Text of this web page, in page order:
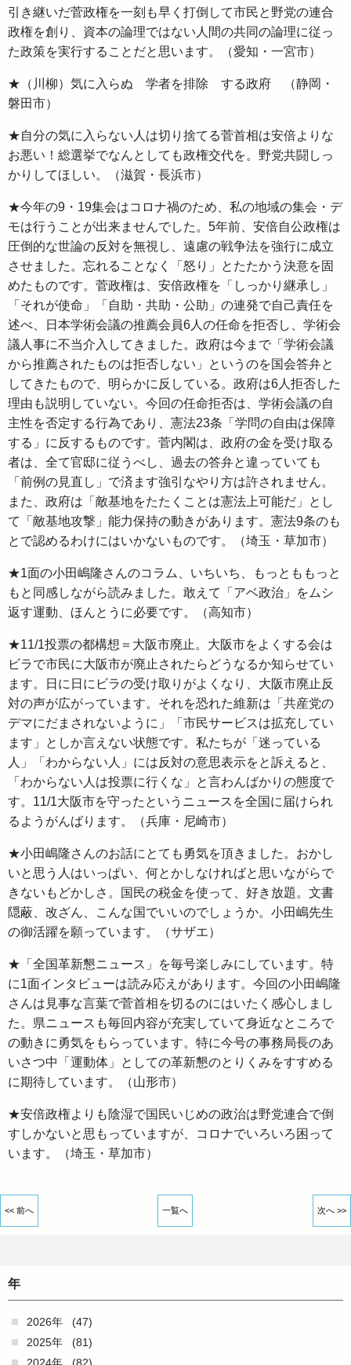
引き継いだ菅政権を一刻も早く打倒して市民と野党の連合
政権を創り、資本の論理ではない人間の共同の論理に従っ
た政策を実行することだと思います。（愛知・一宮市）
★（川柳）気に入らぬ 学者を排除 する政府 （静岡・
磐田市）
★自分の気に入らない人は切り捨てる菅首相は安倍よりな
お悪い！総選挙でなんとしても政権交代を。野党共闘しっ
かりしてほしい。（滋賀・長浜市）
★今年の9・19集会はコロナ禍のため、私の地域の集会・デ
モは行うことが出来ませんでした。5年前、安倍自公政権は
圧倒的な世論の反対を無視し、遠慮の戦争法を強行に成立
させました。忘れることなく「怒り」とたたかう決意を固
めたものです。菅政権は、安倍政権を「しっかり継承し」
「それが使命」「自助・共助・公助」の連発で自己責任を
述べ、日本学術会議の推薦会員6人の任命を拒否し、学術会
議人事に不当介入してきました。政府は今まで「学術会議
から推薦されたものは拒否しない」というのを国会答弁と
してきたもので、明らかに反している。政府は6人拒否した
理由も説明していない。今回の任命拒否は、学術会議の自
主性を否定する行為であり、憲法23条「学問の自由は保障
する」に反するものです。菅内閣は、政府の金を受け取る
者は、全て官邸に従うべし、過去の答弁と違っていても
「前例の見直し」で済ます強引なやり方は許されません。
また、政府は「敵基地をたたくことは憲法上可能だ」とし
て「敵基地攻撃」能力保持の動きがあります。憲法9条のも
とで認めるわけにはいかないものです。（埼玉・草加市）
★1面の小田嶋隆さんのコラム、いちいち、もっとももっと
もと同感しながら読みました。敢えて「アベ政治」をムシ
返す運動、ほんとうに必要です。（高知市）
★11/1投票の都構想＝大阪市廃止。大阪市をよくする会は
ビラで市民に大阪市が廃止されたらどうなるか知らせてい
ます。日に日にビラの受け取りがよくなり、大阪市廃止反
対の声が広がっています。それを恐れた維新は「共産党の
デマにだまされないように」「市民サービスは拡充してい
ます」としか言えない状態です。私たちが「迷っている
人」「わからない人」には反対の意思表示をと訴えると、
「わからない人は投票に行くな」と言わんばかりの態度で
す。11/1大阪市を守ったというニュースを全国に届けられ
るようがんばります。（兵庫・尼崎市）
★小田嶋隆さんのお話にとても勇気を頂きました。おかし
いと思う人はいっぱい、何とかしなければと思いながらで
きないもどかしさ。国民の税金を使って、好き放題。文書
隠蔽、改ざん、こんな国でいいのでしょうか。小田嶋先生
の御活躍を願っています。（サザエ）
★「全国革新懇ニュース」を毎号楽しみにしています。特
に1面インタビューは読み応えがあります。今回の小田嶋隆
さんは見事な言葉で菅首相を切るのにはいたく感心しまし
た。県ニュースも毎回内容が充実していて身近なところで
の動きに勇気をもらっています。特に今号の事務局長のあ
いさつ中「運動体」としての革新懇のとりくみをすすめる
に期待しています。（山形市）
★安倍政権よりも陰湿で国民いじめの政治は野党連合で倒
すしかないと思もっていますが、コロナでいろいろ困って
います。（埼玉・草加市）
<< 前へ 一覧へ 次へ >>
年
2026年
(47)
2025年
(81)